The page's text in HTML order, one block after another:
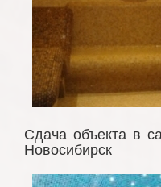
Сдача объекта в
Новосибирск